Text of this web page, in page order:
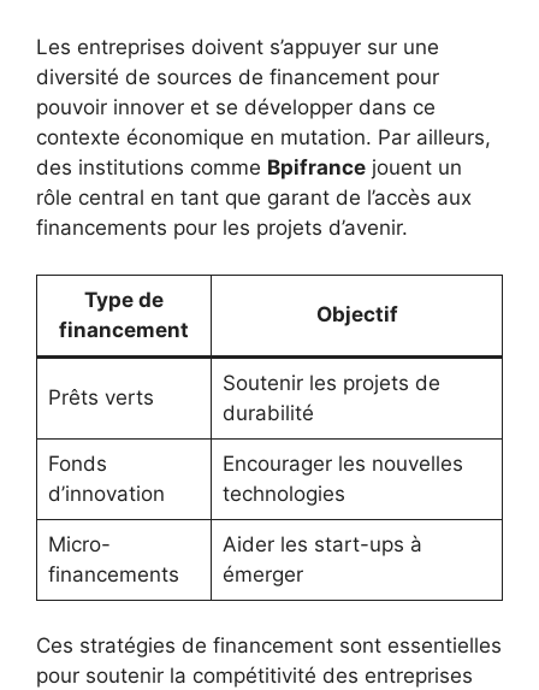
Les entreprises doivent s’appuyer sur une
diversité de sources de financement pour
pouvoir innover et se développer dans ce
contexte économique en mutation. Par ailleurs,
des institutions comme Bpifrance jouent un
rôle central en tant que garant de l’accès aux
financements pour les projets d’avenir.
Type de
financement
Objectif
Prêts verts
Soutenir les projets de
durabilité
Fonds
d’innovation
Encourager les nouvelles
technologies
Micro-
financements
Aider les start-ups à
émerger
Ces stratégies de financement sont essentielles
pour soutenir la compétitivité des entreprises